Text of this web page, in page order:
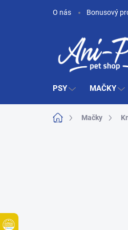
O nás Bonusový
PSY MAČKY
DomovMačky